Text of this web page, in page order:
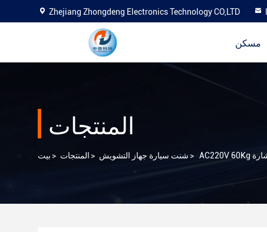
Zhejiang Zhongdeng Electronics Technology CO,LTD
مسكن
المنتجات
بيت > المنتجات > شنت سيارة جهاز التشويش >